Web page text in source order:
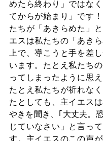
めたら終わり」ではな
てからが始まり」です
たちが「あきらめた」
エスは私たちの「あき
上で、導こうと手を差
います。たとえ私たち
ってしまったように思え
たとえ私たちが祈れな
たとしても、主イエス
やきを聞き、｢大丈夫。
じていなさい」と言っ
す。主イエスのこの声